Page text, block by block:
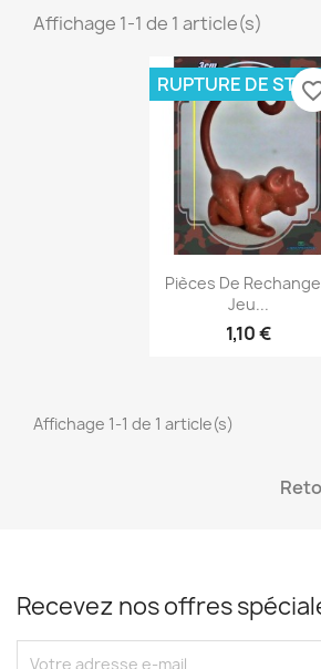
Affichage 1-1 de 1 article(s)
Aperçu rapide
Pièces De
Jeu...
1,10 €
RUPTURE DE
Affichage 1-1 de 1 article(s)
Recevez nos offres